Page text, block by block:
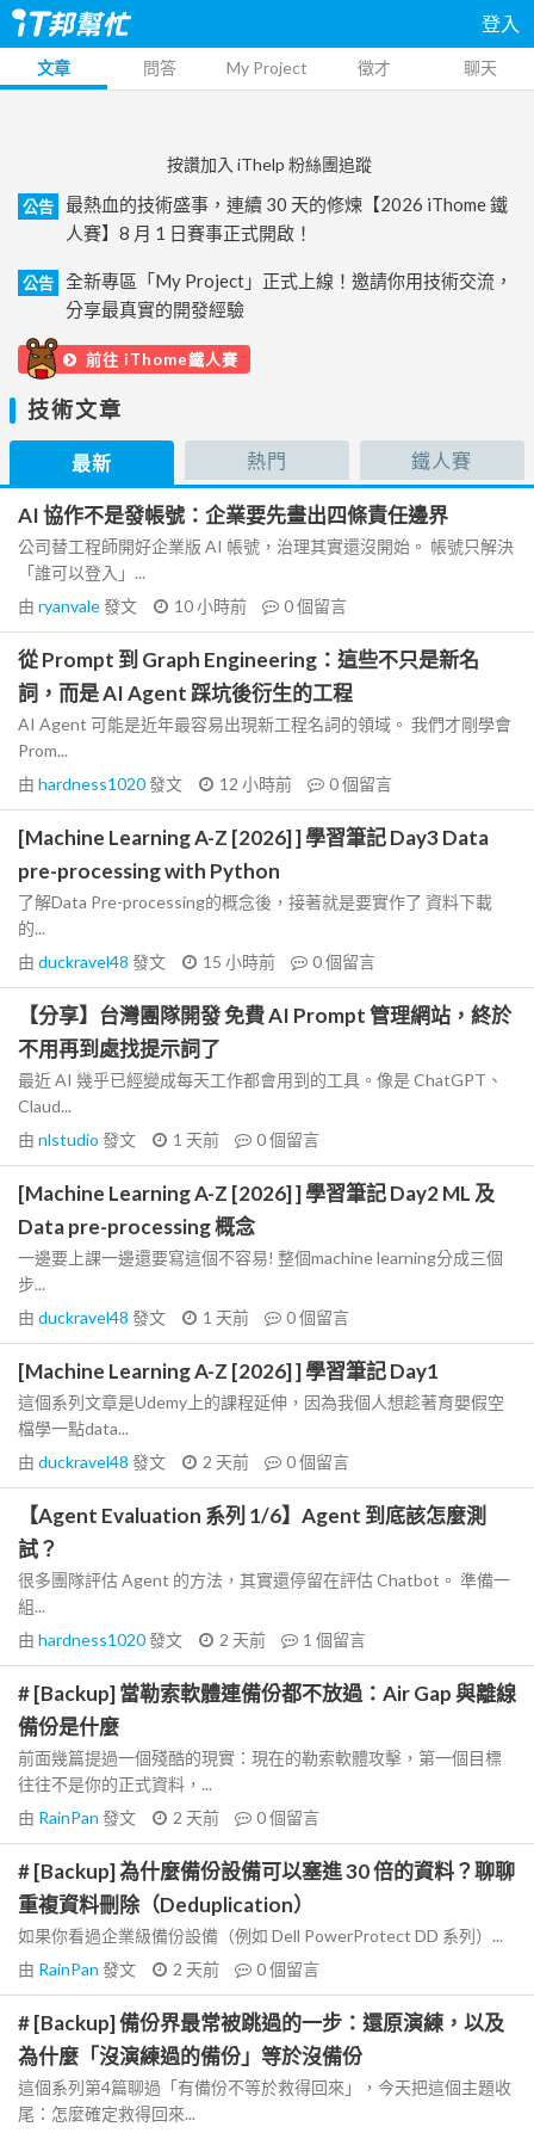
登入
文章 問答 My Project 徵才 聊天
按讚加入 iThelp 粉絲團追蹤
公告
最熱血的技術盛事，連續 30 天的修煉【2026 iThome 鐵
人賽】8 月 1 日賽事正式開啟！
公告
全新專區「My Project」正式上線！邀請你用技術交流，
分享最真實的開發經驗
前往 iThome鐵人賽
技術文章
最新 熱門 鐵人賽
AI 協作不是發帳號：企業要先畫出四條責任邊界
公司替工程師開好企業版 AI 帳號，治理其實還沒開始。 帳號只解決
「誰可以登入」...
由 ryanvale發文 10 小時前 0個留言
從 Prompt 到 Graph Engineering：這些不只是新名
詞，而是 AI Agent 踩坑後衍生的工程
AI Agent 可能是近年最容易出現新工程名詞的領域。 我們才剛學會
Prom...
由 hardness1020發文 12 小時前 0個留言
[Machine Learning A-Z [2026] ] 學習筆記 Day3 Data
pre-processing with Python
了解Data Pre-processing的概念後，接著就是要實作了 資料下載
的...
由 duckravel48 發文 15 小時前 0個留言
【分享】台灣團隊開發 免費 AI Prompt 管理網站，終於
不用再到處找提示詞了
最近 AI 幾乎已經變成每天工作都會用到的工具。像是 ChatGPT、
Claud...
由 nlstudio 發文 1 天前 0個留言
[Machine Learning A-Z [2026] ] 學習筆記 Day2 ML 及
Data pre-processing 概念
一邊要上課一邊還要寫這個不容易! 整個machine learning分成三個
步...
由 duckravel48 發文 1 天前 0個留言
[Machine Learning A-Z [2026] ] 學習筆記 Day1
這個系列文章是Udemy上的課程延伸，因為我個人想趁著育嬰假空
檔學一點data...
由 duckravel48 發文 2 天前 0個留言
【Agent Evaluation 系列 1/6】Agent 到底該怎麼測
試？
很多團隊評估 Agent 的方法，其實還停留在評估 Chatbot。 準備一
組...
由 hardness1020發文 2 天前 1 個留言
# [Backup] 當勒索軟體連備份都不放過：Air Gap 與離線
備份是什麼
前面幾篇提過一個殘酷的現實：現在的勒索軟體攻擊，第一個目標
往往不是你的正式資料，...
由 RainPan 發文 2 天前 0個留言
# [Backup] 為什麼備份設備可以塞進 30 倍的資料？聊聊
重複資料刪除（Deduplication）
如果你看過企業級備份設備（例如 Dell PowerProtect DD 系列）...
由 RainPan 發文 2 天前 0個留言
# [Backup] 備份界最常被跳過的一步：還原演練，以及
為什麼「沒演練過的備份」等於沒備份
這個系列第4篇聊過「有備份不等於救得回來」，今天把這個主題收
尾：怎麼確定救得回來...